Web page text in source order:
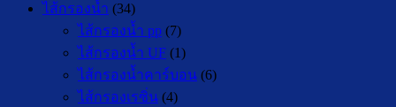
ไส้กรองน้ำ (34)
ไส้กรองน้ำ pp (7)
ไส้กรองน้ำ UF (1)
ไส้กรองน้ำคาร์บอน (6)
ไส้กรองเรซิ่น (4)